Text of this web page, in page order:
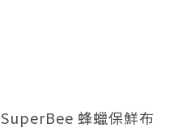
SuperBee 蜂蠟保鮮布